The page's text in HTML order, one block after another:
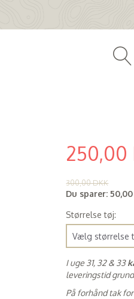
250,00
300,00 DKK
Du sparer:50,00
Størrelse tøj:
I uge 31, 32 & 33
leveringstid
På forhånd tak